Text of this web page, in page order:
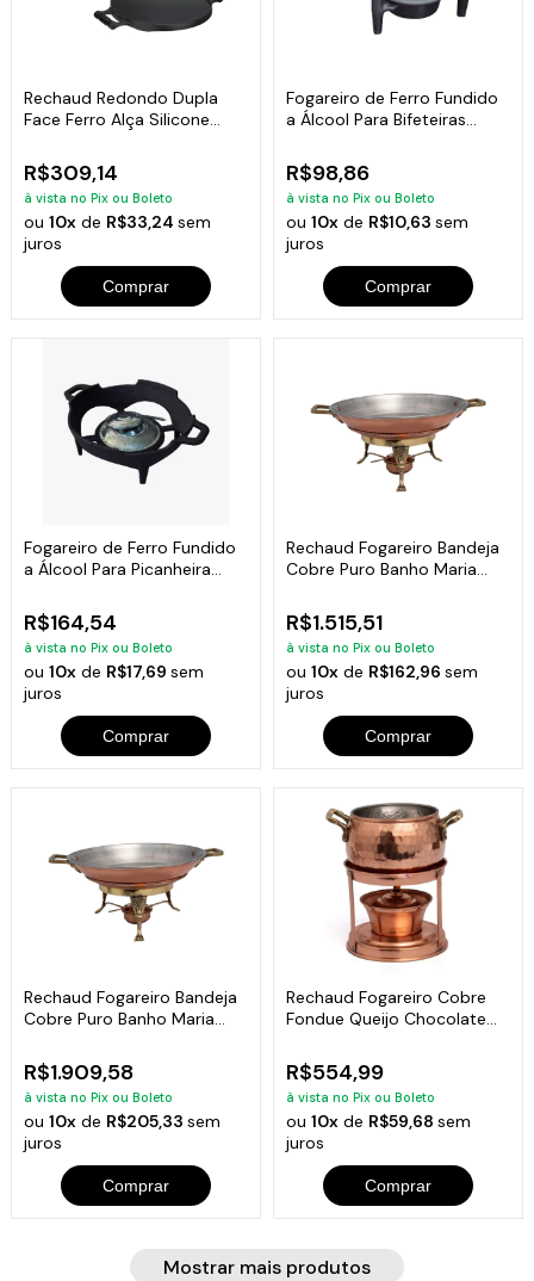
Rechaud Redondo Dupla
Face Ferro Alça Silicone
R$309,14
à vista no Pix ou Boleto
ou10x de R$33,24sem
juros
Comprar
Fogareiro de Ferro Fundido
a Álcool Para Bifeteiras
R$98,86
à vista no Pix ou Boleto
ou 10xde R$10,63 sem
juros
Comprar
Fogareiro de Ferro Fundido
a Álcool Para Picanheira
R$164,54
à vista no Pix ou Boleto
ou10x de R$17,69sem
juros
Comprar
Rechaud Fogareiro Bandeja
Cobre Puro Banho Maria
R$1.515,51
à vista no Pix ou Boleto
ou 10xde R$162,96 sem
juros
Comprar
Rechaud Fogareiro Bandeja
Cobre Puro Banho Maria
R$1.909,58
à vista no Pix ou Boleto
ou10x de R$205,33sem
juros
Comprar
Rechaud Fogareiro Cobre
Fondue Queijo Chocolate
R$554,99
à vista no Pix ou Boleto
ou 10xde R$59,68 sem
juros
Comprar
Mostrar mais produtos